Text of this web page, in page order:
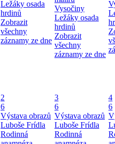
Ležáky osada
hrdinů
Zobrazit
všechny
záznamy ze dne
Vysočiny
Ležáky osada
hrdinů
Zobrazit
všechny
záznamy ze dne
2
6
Výstava obrazů
Luboše Frídla
Rodinná
3
6
Výstava obrazů
Luboše Frídla
Rodinná
4
6